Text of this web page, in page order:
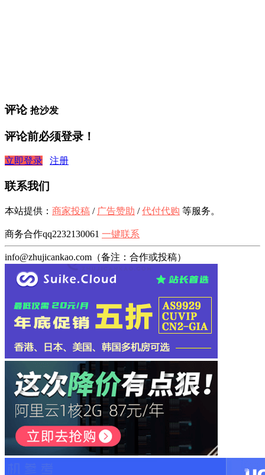
评论 抢沙发
评论前必须登录！
立即登录 注册
联系我们
本站提供： 商家投稿 / 广告赞助 /代付代购 等服务。
商务合作qq2232130061 一键联系
info@zhujicankao.com（备注：合作或投稿）